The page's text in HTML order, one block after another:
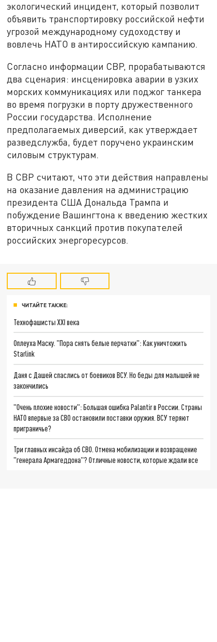
экологический инцидент, который позволит
объявить транспортировку российской нефти
угрозой международному судоходству и
вовлечь НАТО в антироссийскую кампанию.
Согласно информации СВР, прорабатываются
два сценария: инсценировка аварии в узких
морских коммуникациях или поджог танкера
во время погрузки в порту дружественного
России государства. Исполнение
предполагаемых диверсий, как утверждает
разведслужба, будет поручено украинским
силовым структурам.
В СВР считают, что эти действия направлены
на оказание давления на администрацию
президента США Дональда Трампа и
побуждение Вашингтона к введению жестких
вторичных санкций против покупателей
российских энергоресурсов.
ЧИТАЙТЕ ТАКЖЕ:
Технофашисты XXI века
Оплеуха Маску. "Пора снять белые перчатки": Как уничтожить
Starlink
Даня с Дашей спаслись от боевиков ВСУ. Но беды для малышей не
закончились
"Очень плохие новости": Большая ошибка Palantir в России. Страны
НАТО впервые за СВО остановили поставки оружия. ВСУ теряют
приграничье?
Три главных инсайда об СВО. Отмена мобилизации и возвращение
"генерала Армагеддона"? Отличные новости, которые ждали все